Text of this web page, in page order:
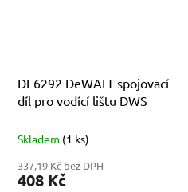
DE6292 DeWALT spojovací
díl pro vodící lištu DWS
Skladem (1 ks)
337,19 Kč bez DPH
408 Kč